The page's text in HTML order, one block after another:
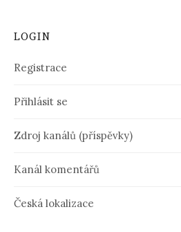
LOGIN
Registrace
Přihlásit se
Zdroj kanálů (příspěvky)
Kanál komentářů
Česká lokalizace